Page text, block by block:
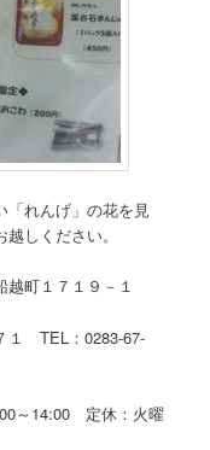
「れんげ」の花を見
しください。
町１７１９－１
１ TEL：0283-67-
定休：火曜